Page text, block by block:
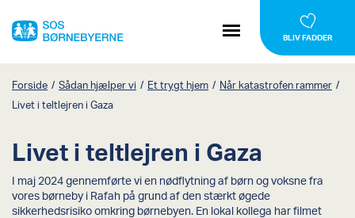
BLIV FADDER
Forside / Sådan hjælper vi / Et trygt hjem / Når katastrofen rammer /
Livet i teltlejren i Gaza
Livet i teltlejren i Gaza
I maj 2024 gennemførte vi en nødflytning af børn og voksne fra
vores børneby i Rafah på grund af den stærkt øgede
sikkerhedsrisiko omkring børnebyen. En lokal kollega har filmet